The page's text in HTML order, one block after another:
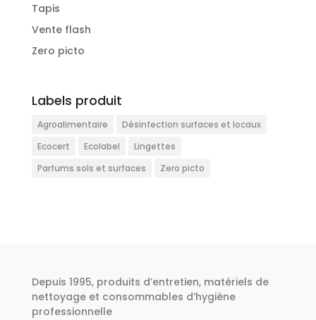
Tapis
Vente flash
Zero picto
Labels produit
Agroalimentaire
Désinfection surfaces et locaux
Ecocert
Ecolabel
Lingettes
Parfums sols et surfaces
Zero picto
Depuis 1995, produits d’entretien, matériels de
nettoyage et consommables d’hygiène
professionnelle